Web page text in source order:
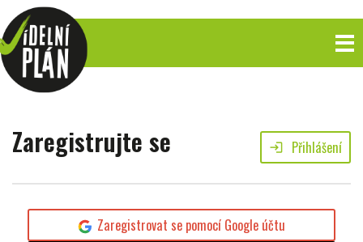
Zaregistrujte se login Přihlášení
Zaregistrovat se pomocí Google účtu